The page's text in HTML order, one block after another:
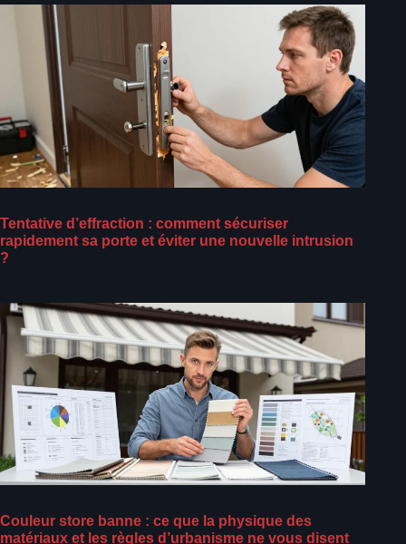
Tentative d’effraction : comment sécuriser
rapidement sa porte et éviter une nouvelle intrusion
?
Couleur store banne : ce que la physique des
matériaux et les règles d’urbanisme ne vous disent